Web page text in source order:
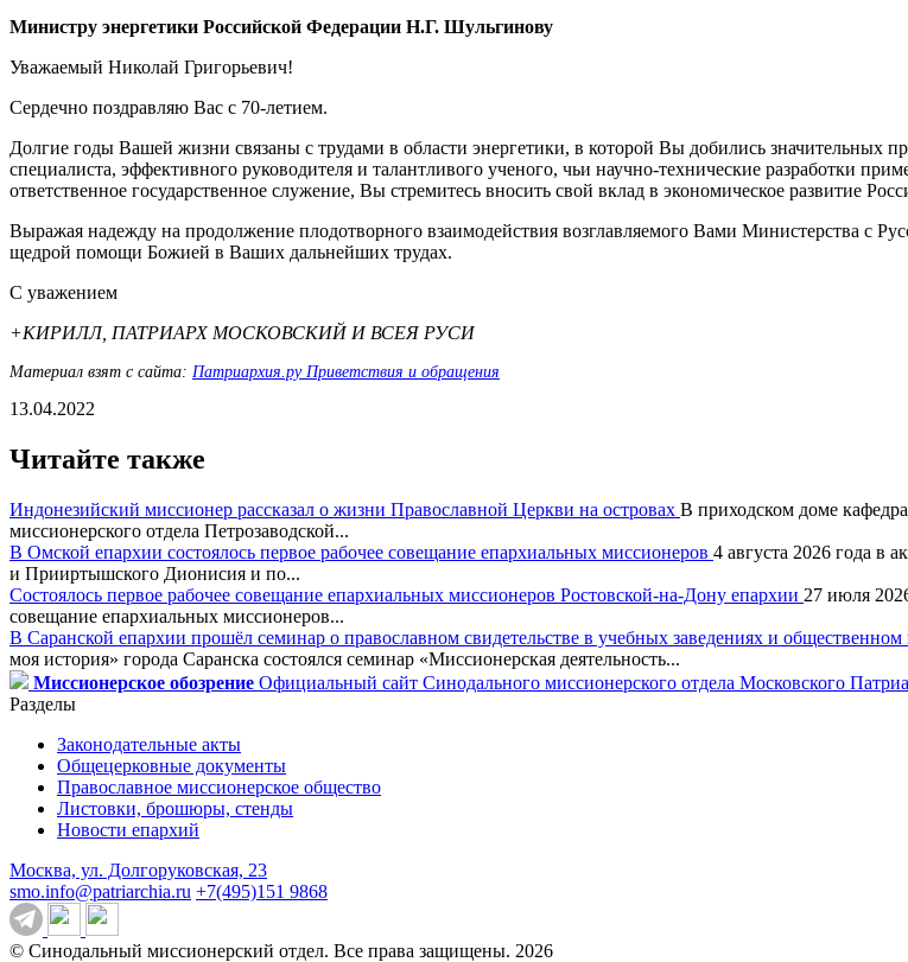
Министру энергетики Российской Федерации Н.Г. Шульгинову
Уважаемый Николай Григорьевич!
Сердечно поздравляю Вас с 70-летием.
Долгие годы Вашей жизни связаны с трудами в области энергетики, в которой Вы добились значительных
специалиста, эффективного руководителя и талантливого ученого, чьи научно-технические разработки
ответственное государственное служение, Вы стремитесь вносить свой вклад в экономическое развитие
Выражая надежду на продолжение плодотворного взаимодействия возглавляемого Вами Министерства с
щедрой помощи Божией в Ваших дальнейших трудах.
С уважением
+КИРИЛЛ, ПАТРИАРХ МОСКОВСКИЙ И ВСЕЯ РУСИ
Материал взят с сайта: Патриархия.ру Приветствия и обращения
13.04.2022
Читайте также
Индонезийский миссионер рассказал о жизни Православной Церкви на островах В приходском доме
миссионерского отдела Петрозаводской...
В Омской епархии состоялось первое рабочее совещание епархиальных миссионеров 4 августа 2026 года в
и Прииртышского Дионисия и по...
Состоялось первое рабочее совещание епархиальных миссионеров Ростовской-на-Дону епархии 27 июля
совещание епархиальных миссионеров...
В Саранской епархии прошёл семинар о православном свидетельстве в учебных заведениях и общественном
моя история» города Саранска состоялся семинар «Миссионерская деятельность...
Миссионерское обозрение Официальный сайт Синодального миссионерского отдела Московского
Разделы
Законодательные акты
Общецерковные документы
Православное миссионерское общество
Листовки, брошюры, стенды
Новости епархий
Москва, ул. Долгоруковская, 23
smo.info@patriarchia.ru +7(495)151 9868
© Синодальный миссионерский отдел. Все права защищены. 2026